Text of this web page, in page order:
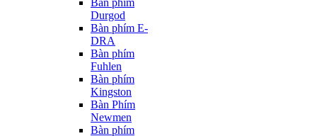
Bàn phím
Durgod
Bàn phím E-
DRA
Bàn phím
Fuhlen
Bàn phím
Kingston
Bàn Phím
Newmen
Bàn phím